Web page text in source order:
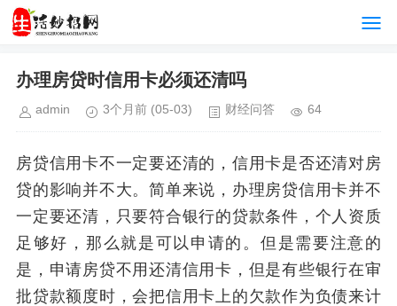
办理房贷时信用卡必须还清吗
admin 3个月前 (05-03) 财经问答 64
房贷信用卡不一定要还清的，信用卡是否还清对房
贷的影响并不大。简单来说，办理房贷信用卡并不
一定要还清，只要符合银行的贷款条件，个人资质
足够好，那么就是可以申请的。但是需要注意的
是，申请房贷不用还清信用卡，但是有些银行在审
批贷款额度时，会把信用卡上的欠款作为负债来计